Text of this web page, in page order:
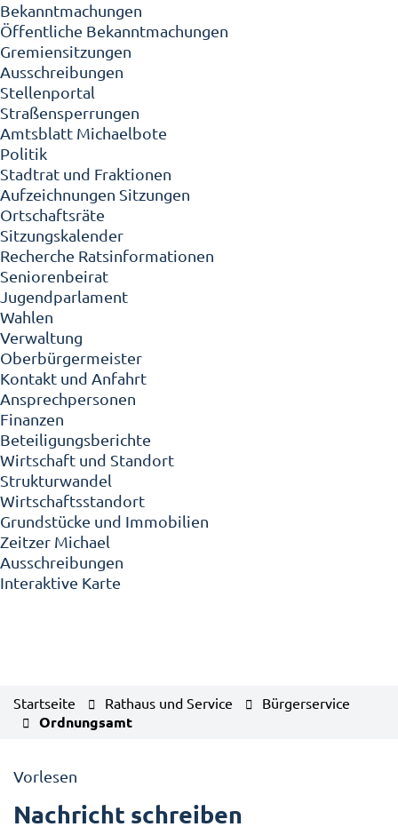
Bekanntmachungen
Öffentliche Bekanntmachungen
Gremiensitzungen
Ausschreibungen
Stellenportal
Straßensperrungen
Amtsblatt Michaelbote
Politik
Stadtrat und Fraktionen
Aufzeichnungen Sitzungen
Ortschaftsräte
Sitzungskalender
Recherche Ratsinformationen
Seniorenbeirat
Jugendparlament
Wahlen
Verwaltung
Oberbürgermeister
Kontakt und Anfahrt
Ansprechpersonen
Finanzen
Beteiligungsberichte
Wirtschaft und Standort
Strukturwandel
Wirtschaftsstandort
Grundstücke und Immobilien
Zeitzer Michael
Ausschreibungen
Interaktive Karte
Startseite Rathaus und Service Bürgerservice
Ordnungsamt
Vorlesen
Nachricht schreiben